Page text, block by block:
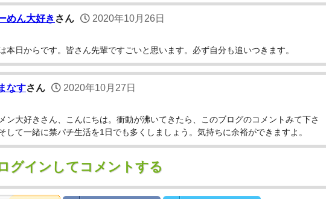
めん大好き さん 2020年10月26日
本日からです。皆さん先輩ですごいと思います。必ず自分も追いつきます。
なすさん 2020年10月27日
ン大好きさん、こんにちは。衝動が沸いてきたら、このブログのコメントみて下さ
して一緒に禁パチ生活を1日でも多くしましょう。気持ちに余裕ができますよ。
グインしてコメントする